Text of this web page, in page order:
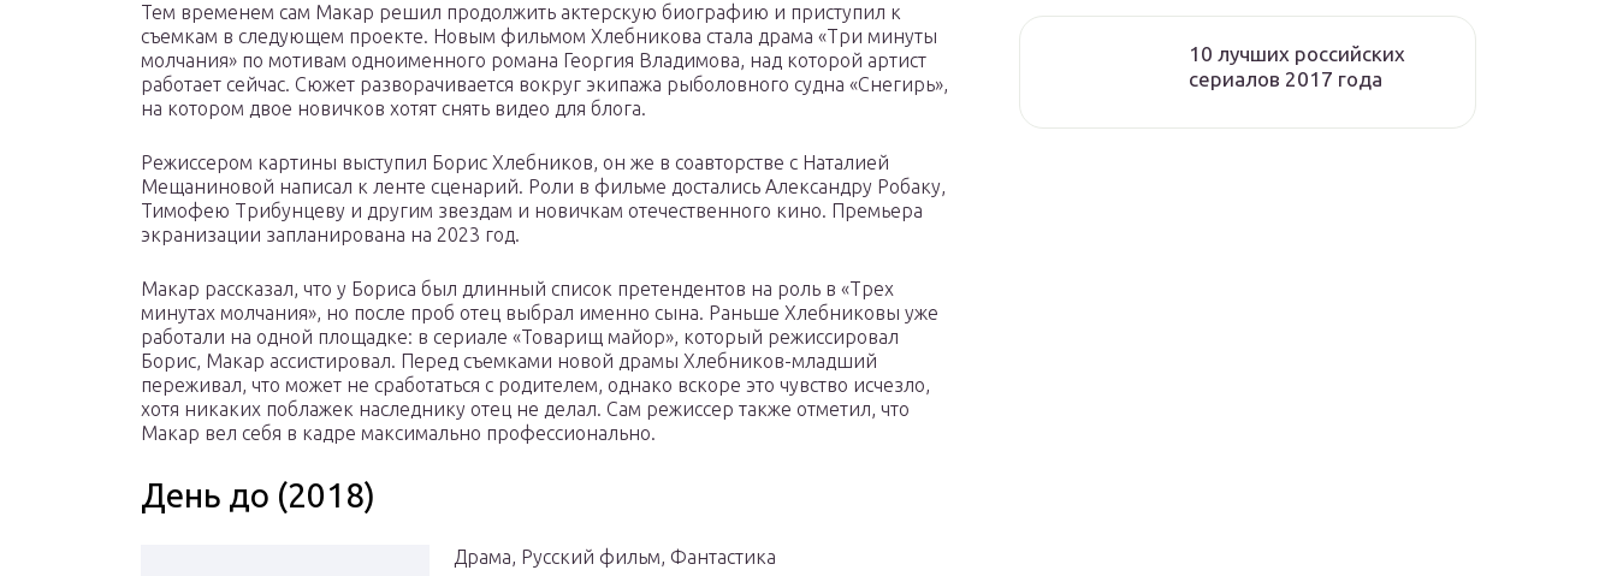
Тем временем сам Макар решил продолжить актерскую биографию и приступил к
съемкам в следующем проекте. Новым фильмом Хлебникова стала драма «Три минуты
молчания» по мотивам одноименного романа Георгия Владимова, над которой артист
работает сейчас. Сюжет разворачивается вокруг экипажа рыболовного судна «Снегирь»,
на котором двое новичков хотят снять видео для блога.
Режиссером картины выступил Борис Хлебников, он же в соавторстве с Наталией
Мещаниновой написал к ленте сценарий. Роли в фильме достались Александру Робаку,
Тимофею Трибунцеву и другим звездам и новичкам отечественного кино. Премьера
экранизации запланирована на 2023 год.
Макар рассказал, что у Бориса был длинный список претендентов на роль в «Трех
минутах молчания», но после проб отец выбрал именно сына. Раньше Хлебниковы уже
работали на одной площадке: в сериале «Товарищ майор», который режиссировал
Борис, Макар ассистировал. Перед съемками новой драмы Хлебников-младший
переживал, что может не сработаться с родителем, однако вскоре это чувство исчезло,
хотя никаких поблажек наследнику отец не делал. Сам режиссер также отметил, что
Макар вел себя в кадре максимально профессионально.
День до (2018)
Драма, Русский фильм, Фантастика
10 лучших российских
сериалов 2017 года